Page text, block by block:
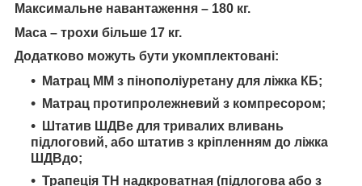
Максимальне навантаження – 180 кг.
Маса – трохи більше 17 кг.
Додатково можуть бути укомплектовані:
Матрац ММ з пінополіуретану для ліжка КБ;
Матрац протипролежневий з компресором;
Штатив ШДВе для тривалих вливань
підлоговий, або штатив з кріпленням до ліжка
ШДВдо;
Трапеція ТН надкроватная (підлогова або з